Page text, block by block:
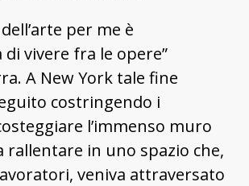
per me è
di vivere fra le opere”
A New York tale fine
costringendo i
l’immenso muro
rallentare in uno spazio che,
veniva attraversato